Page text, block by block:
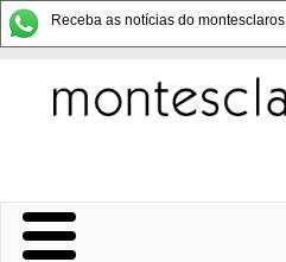
Receba as notícias do